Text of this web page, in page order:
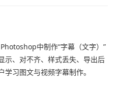
中制作“字幕（文字）”
示、对不齐、样式丢失、导出后
习图文与视频字幕制作。